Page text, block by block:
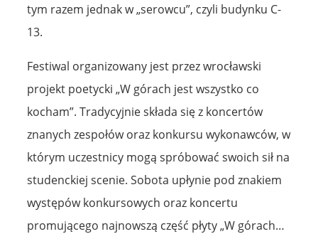
tym razem jednak w „serowcu”, czyli budynku C-
13.
Festiwal organizowany jest przez wrocławski
projekt poetycki „W górach jest wszystko co
kocham”. Tradycyjnie składa się z koncertów
znanych zespołów oraz konkursu wykonawców, w
którym uczestnicy mogą spróbować swoich sił na
studenckiej scenie. Sobota upłynie pod znakiem
występów konkursowych oraz koncertu
promującego najnowszą część płyty „W górach…